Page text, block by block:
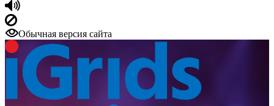
Обычная версия сайта